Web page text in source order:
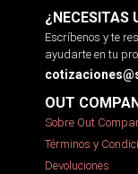
¿NECESITAS
Escríbenos y te
ayudarte en tu
OUT
Sobre Out
Términos y
Devoluciones